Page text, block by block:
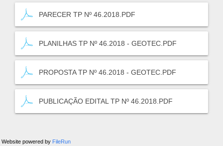
PARECER TP Nº 46.2018.PDF
PLANILHAS TP Nº 46.2018 - GEOTEC.PDF
PROPOSTA TP Nº 46.2018 - GEOTEC.PDF
PUBLICAÇÃO EDITAL TP Nº 46.2018.PDF
Website powered by FileRun